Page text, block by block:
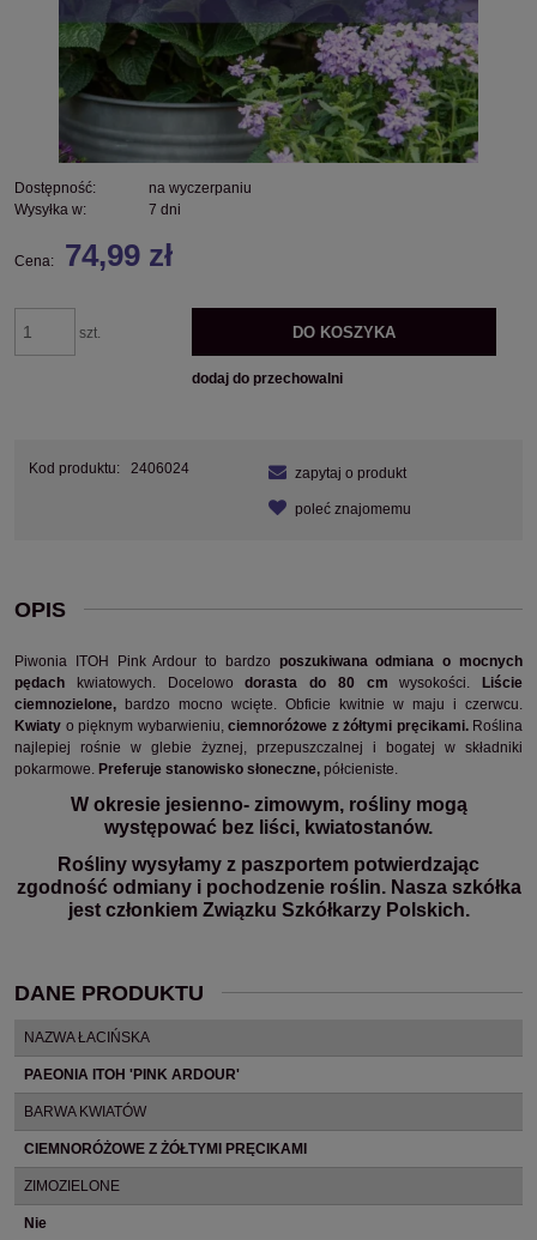
Dostępność:
na wyczerpaniu
Wysyłka w:
7 dni
Cena: 74,99 zł
szt. DO KOSZYKA
dodaj do przechowalni
Kod produktu: 2406024 zapytaj o produkt
poleć znajomemu
OPIS
Piwonia ITOH Pink Ardour to bardzo poszukiwana odmiana o mocnych
pędach kwiatowych. Docelowodorasta do 80 cm wysokości.
Liście
ciemnozielone, bardzo mocno wcięte. Obficie kwitnie w maju i czerwcu.
Kwiaty o pięknym wybarwieniu, ciemnoróżowe z żółtymi pręcikami.Roślina
najlepiej rośnie w glebie żyznej, przepuszczalnej i bogatej w składniki
pokarmowe. Preferuje stanowisko słoneczne, półcieniste.
W okresie jesienno- zimowym, rośliny mogą
występować bez liści, kwiatostanów.
Rośliny wysyłamy z paszportem potwierdzając
zgodność odmiany i pochodzenie roślin. Nasza szkółka
jest członkiem Związku Szkółkarzy Polskich.
DANE PRODUKTU
NAZWA ŁACIŃSKA
PAEONIA ITOH 'PINK ARDOUR'
BARWA KWIATÓW
CIEMNORÓŻOWE Z ŻÓŁTYMI PRĘCIKAMI
ZIMOZIELONE
Nie